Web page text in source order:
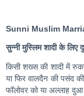
Sunni Muslim
सुन्नी मुस्लिम शादी के लिए
किसी शख्स की शादी में
या फिर वालदैन की पसंद
फॉलोवर को या अल्लाह